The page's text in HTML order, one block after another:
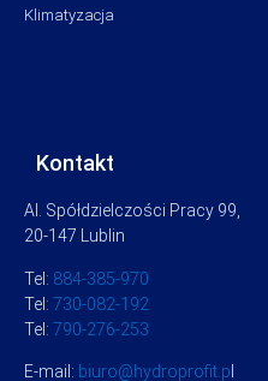
Klimatyzacja
Kontakt
Al. Spółdzielczości Pracy 99,
20-147 Lublin
Tel: 884-385-970
Tel: 730-082-192
Tel: 790-276-253
E-mail: biuro@hydroprofit.p